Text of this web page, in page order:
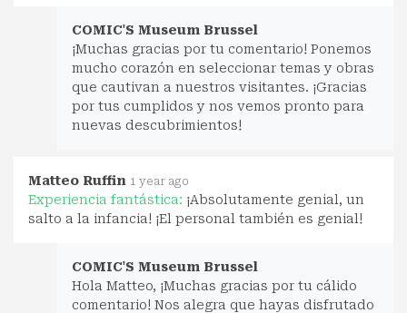
COMIC'S Museum Brussel
¡Muchas gracias por tu comentario! Ponemos
mucho corazón en seleccionar temas y obras
que cautivan a nuestros visitantes. ¡Gracias
por tus cumplidos y nos vemos pronto para
nuevas descubrimientos!
Matteo Ruffin 1 year ago
Experiencia fantástica: ¡Absolutamente genial, un
salto a la infancia! ¡El personal también es genial!
COMIC'S Museum Brussel
Hola Matteo, ¡Muchas gracias por tu cálido
comentario! Nos alegra que hayas disfrutado